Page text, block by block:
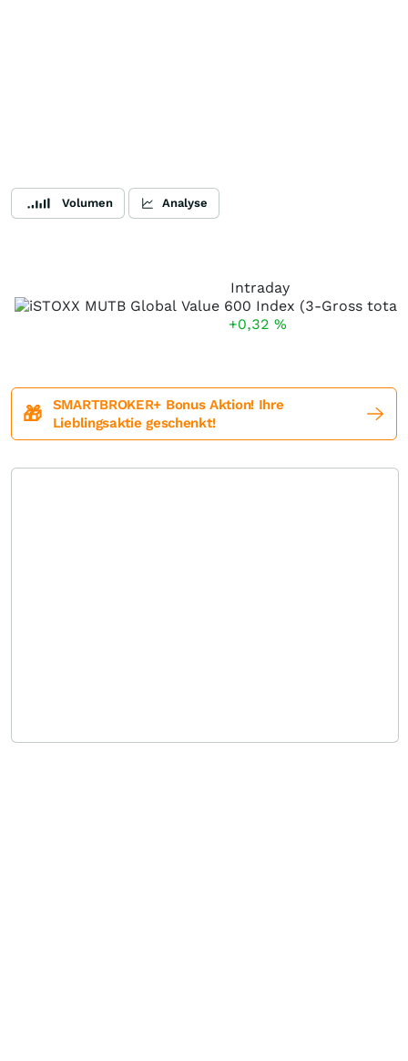
Volumen Analyse
Intraday
+0,32 %
🎁
SMARTBROKER+ Bonus Aktion! Ihre
Lieblingsaktie geschenkt!